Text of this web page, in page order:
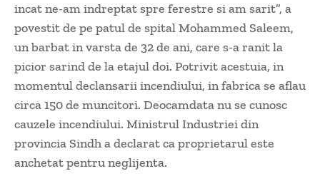
incat ne-am indreptat spre ferestre si am sarit”, a
povestit de pe patul de spital Mohammed Saleem,
un barbat in varsta de 32 de ani, care s-a ranit la
picior sarind de la etajul doi. Potrivit acestuia, in
momentul declansarii incendiului, in fabrica se aflau
circa 150 de muncitori. Deocamdata nu se cunosc
cauzele incendiului. Ministrul Industriei din
provincia Sindh a declarat ca proprietarul este
anchetat pentru neglijenta.